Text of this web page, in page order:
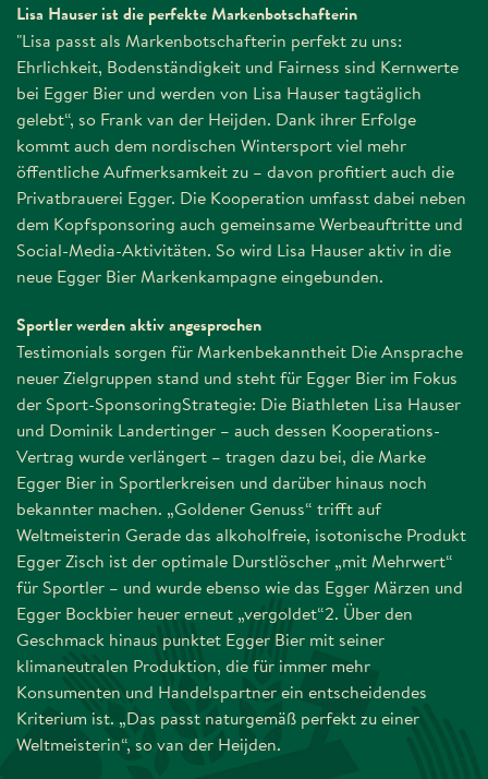
Lisa Hauser ist die perfekte Markenbotschafterin
"Lisa passt als Markenbotschafterin perfekt zu uns:
Ehrlichkeit, Bodenständigkeit und Fairness sind Kernwerte
bei Egger Bier und werden von Lisa Hauser tagtäglich
gelebt“, so Frank van der Heijden. Dank ihrer Erfolge
kommt auch dem nordischen Wintersport viel mehr
öffentliche Aufmerksamkeit zu – davon profitiert auch die
Privatbrauerei Egger. Die Kooperation umfasst dabei neben
dem Kopfsponsoring auch gemeinsame Werbeauftritte und
Social-Media-Aktivitäten. So wird Lisa Hauser aktiv in die
neue Egger Bier Markenkampagne eingebunden.
Sportler werden aktiv angesprochen
Testimonials sorgen für Markenbekanntheit Die Ansprache
neuer Zielgruppen stand und steht für Egger Bier im Fokus
der Sport-SponsoringStrategie: Die Biathleten Lisa Hauser
und Dominik Landertinger – auch dessen Kooperations-
Vertrag wurde verlängert – tragen dazu bei, die Marke
Egger Bier in Sportlerkreisen und darüber hinaus noch
bekannter machen. „Goldener Genuss“ trifft auf
Weltmeisterin Gerade das alkoholfreie, isotonische Produkt
Egger Zisch ist der optimale Durstlöscher „mit Mehrwert“
für Sportler – und wurde ebenso wie das Egger Märzen und
Egger Bockbier heuer erneut „vergoldet“2. Über den
Geschmack hinaus punktet Egger Bier mit seiner
klimaneutralen Produktion, die für immer mehr
Konsumenten und Handelspartner ein entscheidendes
Kriterium ist. „Das passt naturgemäß perfekt zu einer
Weltmeisterin“, so van der Heijden.